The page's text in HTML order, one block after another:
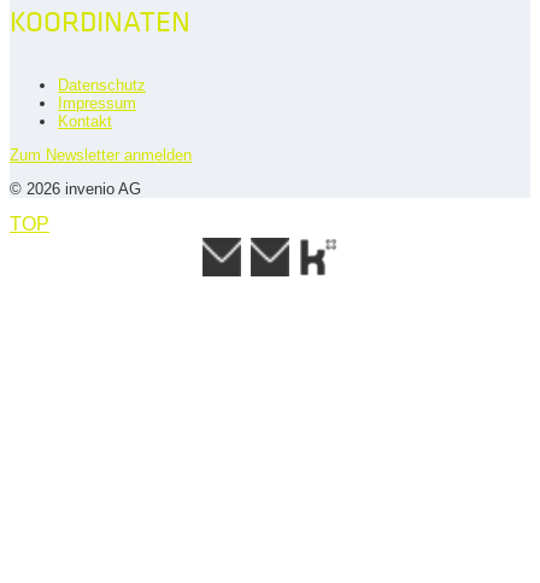
KOORDINATEN
Datenschutz
Impressum
Kontakt
Zum Newsletter anmelden
© 2026 invenio AG
TOP